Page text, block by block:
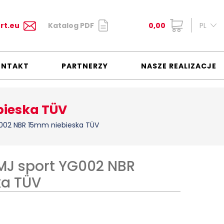
Katalog PDF 0,00 PL
PARTNERZY NASZE REALIZACJE
TÜV
NBR 15mm niebieska TÜV
sport YG002 NBR
TÜV